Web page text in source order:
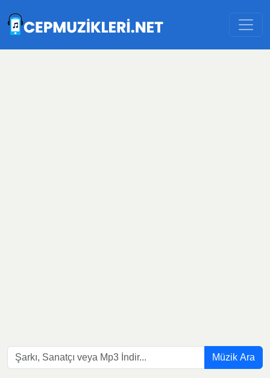
Müzik Ara